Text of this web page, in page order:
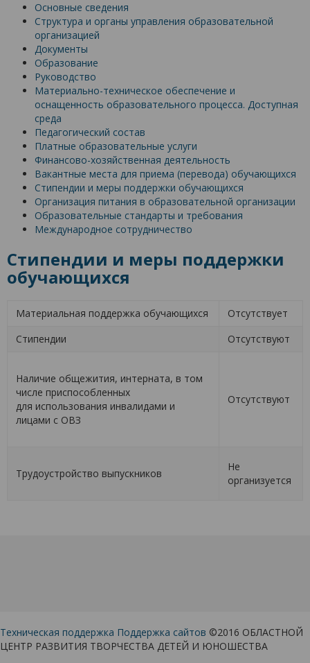
Основные сведения
Структура и органы управления образовательной
организацией
Документы
Образование
Руководство
Материально-техническое обеспечение и
оснащенность образовательного процесса. Доступная
среда
Педагогический состав
Платные образовательные услуги
Финансово-хозяйственная деятельность
Вакантные места для приема (перевода) обучающихся
Стипендии и меры поддержки обучающихся
Организация питания в образовательной организации
Образовательные стандарты и требования
Международное сотрудничество
Стипендии и меры поддержки
обучающихся
Материальная поддержка обучающихся
Отсутствует
Стипендии
Отсутствуют
Наличие общежития, интерната, в том
числе приспособленных
для использования инвалидами и
лицами с ОВЗ
Отсутствуют
Трудоустройство выпускников
Не
организуется
Техническая поддержка Поддержка сайтов ©2016 ОБЛАСТНОЙ
ЦЕНТР РАЗВИТИЯ ТВОРЧЕСТВА ДЕТЕЙ И ЮНОШЕСТВА